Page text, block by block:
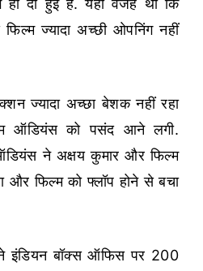
दी हुई है. यही वजह थी कि
ज्यादा अच्छी ओपनिंग नहीं
ज्यादा अच्छा बेशक नहीं रहा
ऑडियंस को पसंद आने लगी.
ने अक्षय कुमार और फिल्म
और फिल्म को फ्लॉप होने से बचा
इंडियन बॉक्स ऑफिस पर 200